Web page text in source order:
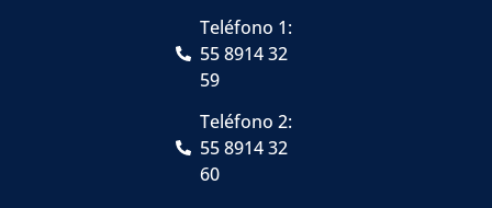
Teléfono 1:
55 8914 32
59
Teléfono 2:
55 8914 32
60